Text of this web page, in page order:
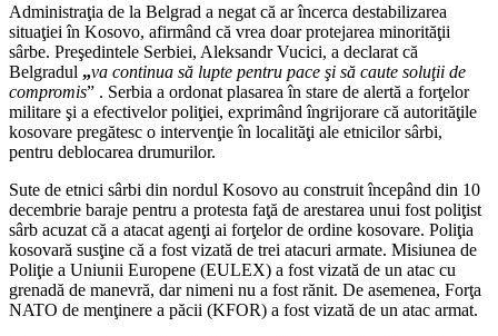
Administraţia de la Belgrad a negat că ar încerca destabilizarea
situaţiei în Kosovo, afirmând că vrea doar protejarea minorităţii
sârbe. Preşedintele Serbiei, Aleksandr Vucici, a declarat că
Belgradul „va continua să lupte pentru pace şi să caute soluţii de
compromis” . Serbia a ordonat plasarea în stare de alertă a forţelor
militare şi a efectivelor poliţiei, exprimând îngrijorare că autorităţile
kosovare pregătesc o intervenţie în localităţi ale etnicilor sârbi,
pentru deblocarea drumurilor.
Sute de etnici sârbi din nordul Kosovo au construit începând din 10
decembrie baraje pentru a protesta faţă de arestarea unui fost poliţist
sârb acuzat că a atacat agenţi ai forţelor de ordine kosovare. Poliţia
kosovară susţine că a fost vizată de trei atacuri armate. Misiunea de
Poliţie a Uniunii Europene (EULEX) a fost vizată de un atac cu
grenadă de manevră, dar nimeni nu a fost rănit. De asemenea, Forţa
NATO de menţinere a păcii (KFOR) a fost vizată de un atac armat.